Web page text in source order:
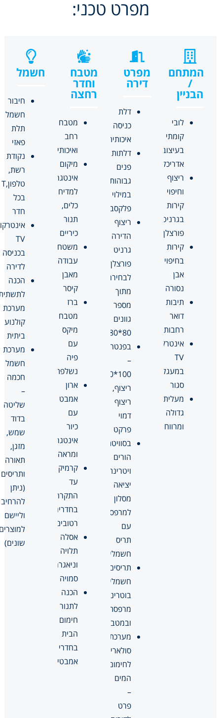
מפרט טכני:
המתחם
הבניין
לובי
קומתי
בעיצוב
אדריכלי
ריצוף
וחיפוי
קירות
בגרניט
פורצלן
קירות
בחיפוי
אבן
נסורה
תיבות
דואר
רחבות
אינטרקום
TV
במעגל
סגור
מעלית
גדולה
ומרווחת
מפרט
דירה
דלת
כניסה
איכותית
דלתות
פנים
גבוהות
במילוי
פלקסבורד
ריצוף
הדירה
גרניט
פורצלן
לבחירה
מתוך
מספר
גוונים
80*80
בפנטהאוזים
100*100
ריצוף,
ריצוף
דמוי
פרקט
בסוויטת
הורים
ויטרינת
יציאה
מסלון
למרפסת
עם
תריס
חשמלי
תריסים
חשמליים
בוטרינת
מרפסת
ובמטבח
מערכת
סולארית
לחימום
המים
פרט
מטבח
וחדר
רחצה
מטבח
רחב
ואיכותי
מיקום
אינטגרלי
למדיח
כלים,
תנור
כיריים
משטח
עבודה
מאבן
קיסר
ברז
מטבח
מיקס
עם
פיה
נשלפת
ארון
אמבט
עם
כיור
אינטגרלי
ומראה
קרמיקה
עד
התקרה
בחדרים
רטובים
אסלה
תלויה
וניאגרה
סמויה
הכנה
לתנור
חימום
הבית
בחדרי
אמבטיה
חשמל
חיבור
חשמל
תלת
פאזי
נקודת
רשת,
טלפון,T
בכל
חדר
אינטרקום
TV
בכניסה
לדירה
הכנה
לתשתית
מערכת
קולנוע
ביתית
מערכת
חשמל
חכמה
שליטה
בדוד
שמש,
מזגן,
תאורה
ותריסים
(ניתן
להרחיב
וליישם
למוצרים
שונים)